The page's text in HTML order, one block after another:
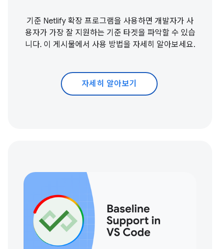
기준 Netlify 확장 프로그램을 사용하면 개발자가 사
용자가 가장 잘 지원하는 기준 타겟을 파악할 수 있습
니다. 이 게시물에서 사용 방법을 자세히 알아보세요.
자세히 알아보기